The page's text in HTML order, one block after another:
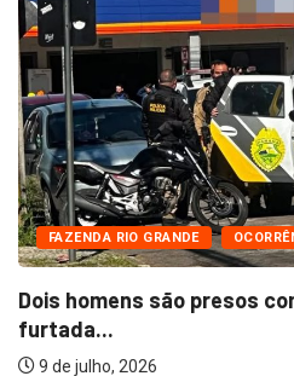
FAZENDA RIO GRANDE
Dois homens são presos
furtada...
9 de julho, 2026